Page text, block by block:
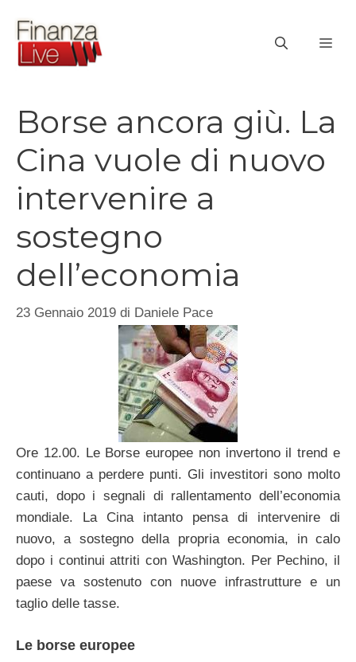
contenuto
Borse ancora giù. La
Cina vuole di nuovo
intervenire a
sostegno
dell’economia
23 Gennaio 2019 di Daniele Pace
Ore 12.00. Le Borse europee non invertono il trend e
continuano a perdere punti. Gli investitori sono molto
cauti, dopo i segnali di rallentamento dell’economia
mondiale. La Cina intanto pensa di intervenire di
nuovo, a sostegno della propria economia, in calo
dopo i continui attriti con Washington. Per Pechino, il
paese va sostenuto con nuove infrastrutture e un
taglio delle tasse.
Le borse europee